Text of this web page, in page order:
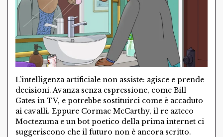
L’intelligenza artificiale non assiste: agisce e prende
decisioni. Avanza senza espressione, come Bill
Gates in TV, e potrebbe sostituirci come è accaduto
ai cavalli. Eppure Cormac McCarthy, il re azteco
Moctezuma e un bot poetico della prima internet ci
suggeriscono che il futuro non è ancora scritto.